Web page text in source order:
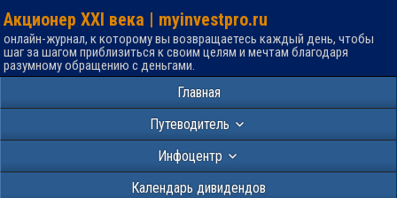
Акционер XXI века | myinvestpro.ru
онлайн-журнал, к которому вы возвращаетесь каждый день, чтобы
шаг за шагом приблизиться к своим целям и мечтам благодаря
разумному обращению с деньгами.
Главная
Путеводитель
Инфоцентр
Календарь дивидендов